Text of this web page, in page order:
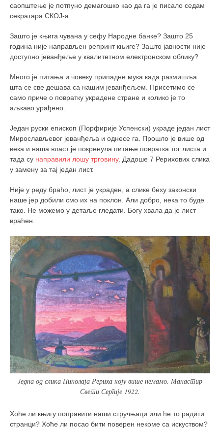
саопштење је потпуно демагошко као да га је писало седам
секратара СКОЈ-а.
Зашто је књига чувана у сефу Народне банке? Зашто 25
година није направљен репринт књиге? Зашто јавности није
доступно јеванђеље у квалитетном електронском облику?
Много је питања и човеку припадне мука када размишља
шта се све дешава са нашим јеванђељем. Присетимо се
само приче о повратку украдене стране и колико је то
аљкаво урађено.
Један руски епископ (Порфирије Успенски) украде један лист
Мирослављевог јеванђеља и однесе га. Прошло је више од
века и наша власт је покренула питање повратка тог листа и
тада су направили лошу трговину. Дадоше 7 Рерихових слика
у замену за тај један лист.
Није у реду браћо, лист је украден, а слике беху законски
наше јер добили смо их на поклон. Али добро, нека то буде
тако. Не можемо у детаље гледати. Богу хвала да је лист
враћен.
Једна од слика Николаја Рериха коју више немамо. Манастир
Свети Сергије 1922.
Хоће ли књигу поправити наши стручњаци или ће то радити
странци? Хоће ли посао бити поверен некоме са искуством?